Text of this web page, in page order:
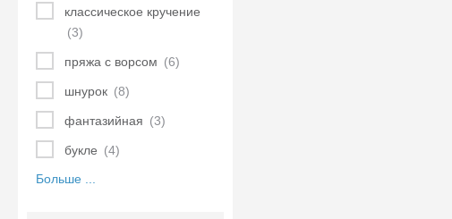
классическое кручение
(3)
пряжа с ворсом (6)
шнурок (8)
фантазийная (3)
букле (4)
Больше ...